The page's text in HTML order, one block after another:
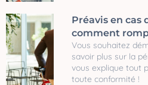
Préavis en cas
comment
Vous souhaitez
savoir plus sur la
vous explique tout
toute conformité !